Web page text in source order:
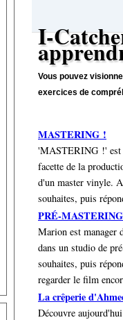
I-
Vous pouvez
exercices de
MASTERING !
'MASTERING !' est
facette de la
d'un master vinyle.
souhaites, puis
PRÉ-MASTERING
Marion est manager
dans un studio de
souhaites, puis
regarder le film
La crêperie
Découvre